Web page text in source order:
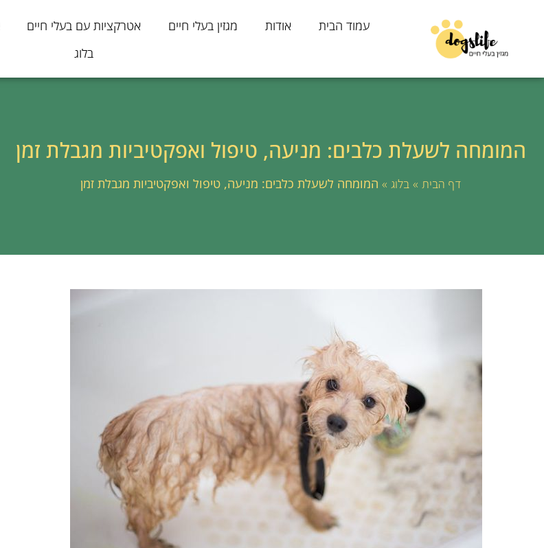
עמוד הבית אודות מגזין בעלי חיים אטרקציות עם בעלי חיים
בלוג
המומחה לשעלת כלבים: מניעה, טיפול ואפקטיביות מגבלת זמן
דף הבית » בלוג » המומחה לשעלת כלבים: מניעה, טיפול ואפקטיביות מגבלת זמן